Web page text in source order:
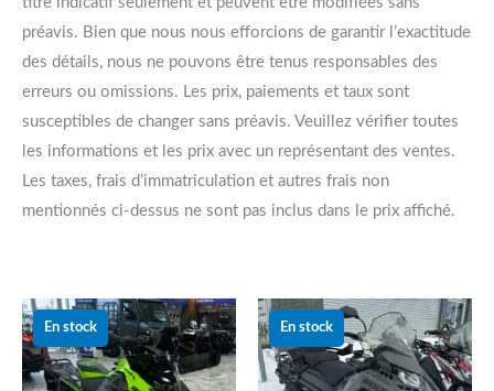
préavis. Bien que nous nous efforcions de garantir l’exactitude
des détails, nous ne pouvons être tenus responsables des
erreurs ou omissions. Les prix, paiements et taux sont
susceptibles de changer sans préavis. Veuillez vérifier toutes
les informations et les prix avec un représentant des ventes.
Les taxes, frais d’immatriculation et autres frais non
mentionnés ci-dessus ne sont pas inclus dans le prix affiché.
En stock
Le
prix
initial
était :
21 099.00 $.
Le
prix
actuel
est :
17 499.00 $.
En stock
Le
prix
initial
était :
23 139.00 $.
Le
prix
actuel
est :
17